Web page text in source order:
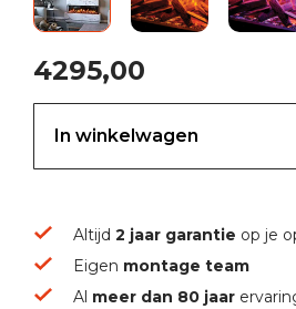
4295,00
In winkelwagen
Altijd 2 jaar garantie op je
Eigen montage team
Al meer dan 80 jaar